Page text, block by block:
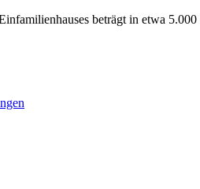
beträgt in etwa